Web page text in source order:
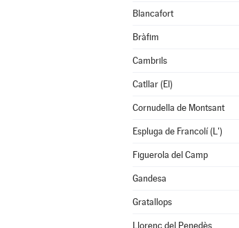
Blancafort
Bràfim
Cambrils
Catllar (El)
Cornudella de Montsant
Espluga de Francolí (L')
Figuerola del Camp
Gandesa
Gratallops
Llorenç del Penedès